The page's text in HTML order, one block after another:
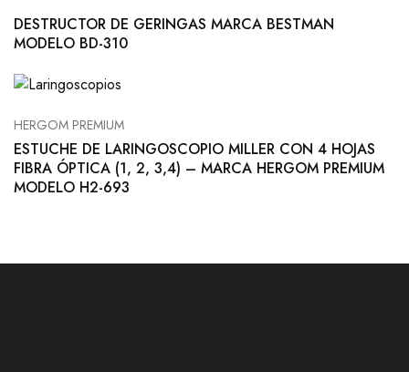
DESTRUCTOR DE GERINGAS MARCA BESTMAN
MODELO BD-310
HERGOM PREMIUM
ESTUCHE DE LARINGOSCOPIO MILLER CON 4 HOJAS
FIBRA ÓPTICA (1, 2, 3,4) – MARCA HERGOM PREMIUM
MODELO H2-693